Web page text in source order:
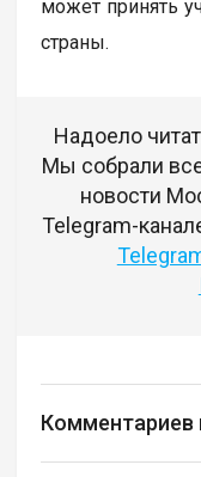
может принять
страны.
Надоело
Мы собрали
новости
Telegram-
Комментариев